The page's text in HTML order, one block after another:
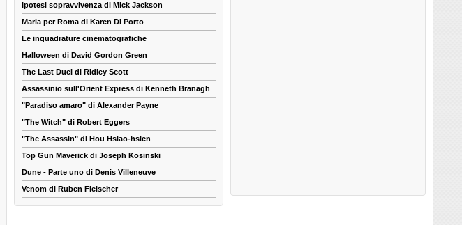
Ipotesi sopravvivenza di Mick Jackson
Maria per Roma di Karen Di Porto
Le inquadrature cinematografiche
Halloween di David Gordon Green
The Last Duel di Ridley Scott
Assassinio sull'Orient Express di Kenneth Branagh
"Paradiso amaro" di Alexander Payne
"The Witch" di Robert Eggers
"The Assassin" di Hou Hsiao-hsien
Top Gun Maverick di Joseph Kosinski
Dune - Parte uno di Denis Villeneuve
Venom di Ruben Fleischer